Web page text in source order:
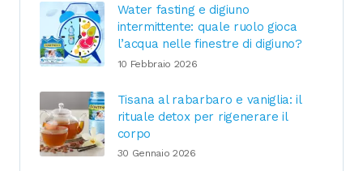
Water fasting e digiuno
intermittente: quale ruolo gioca
l’acqua nelle finestre di digiuno?
10 Febbraio 2026
Tisana al rabarbaro e vaniglia: il
rituale detox per rigenerare il
corpo
30 Gennaio 2026